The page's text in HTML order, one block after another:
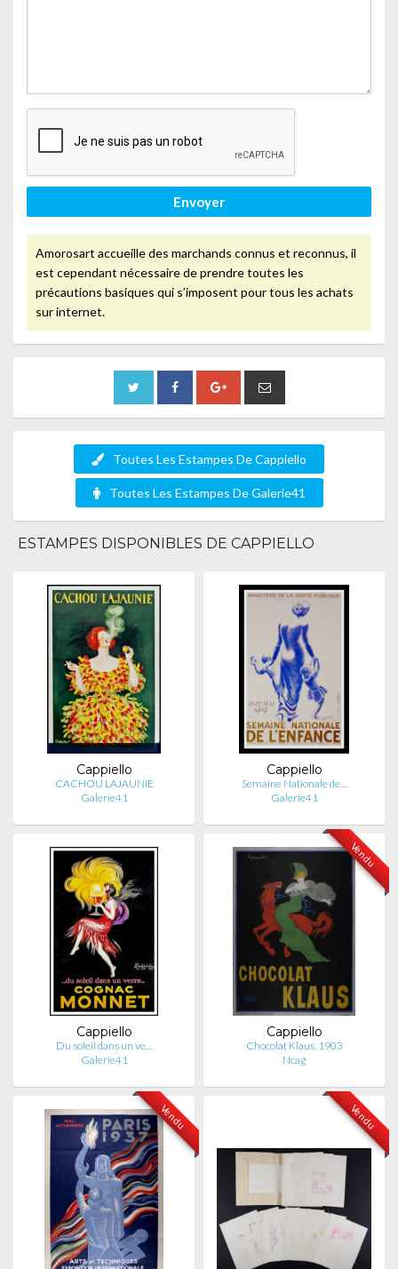
Envoyer
Amorosart accueille des marchands connus et reconnus, il
est cependant nécessaire de prendre toutes les
précautions basiques qui s’imposent pour tous les achats
sur internet.
Toutes Les Estampes De Cappiello
Toutes Les Estampes De Galerie41
ESTAMPES DISPONIBLES DE CAPPIELLO
Cappiello
CACHOU LAJAUNIE
Galerie41
Cappiello
Semaine Nationale de…
Galerie41
Cappiello
Du soleil dans un ve…
Galerie41
Vendu
Cappiello
Chocolat Klaus, 1903
Ncag
Vendu Vendu